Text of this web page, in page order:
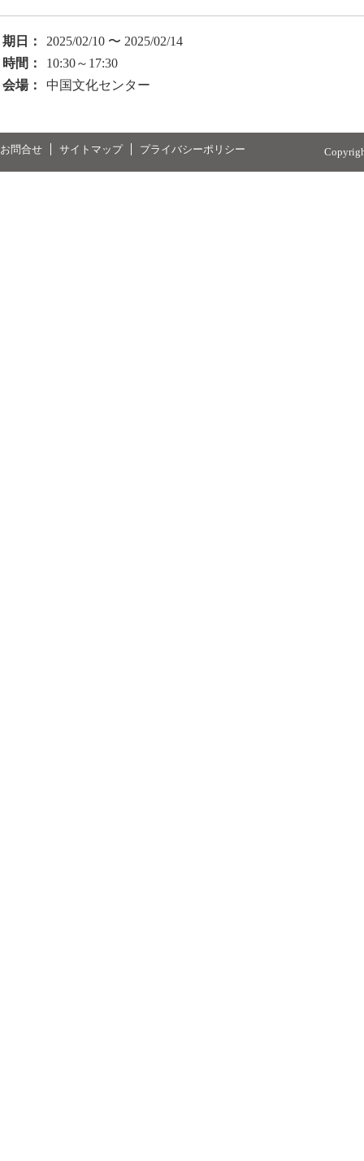
期日：
2025/02/10 〜 2025/02/14
時間：
10:30～17:30
会場：
中国文化センター
お問合せ サイトマップ プライバシーポリシー